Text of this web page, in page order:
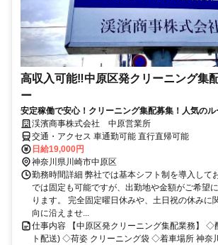
高収入可能‼中原区発クリーニング集
ー
安定稼働で安心！クリーニング集配募集！人気のル
渓濱商事株式会社 中原営業所
交通・アクセス 車通勤可能 直行直帰可能
日給19,000円
神奈川県川崎市中原区
勤務時間詳細 弊社では基本シフト制を導入して
では固定も可能ですが、出勤地や金額がご希望
ります。 完全固定曜日休みや、土日祝の休みに
向に沿えませ...
仕事内容 【中原区発クリーニング集配業務】 ◇
ト配送) ◇荷姿 クリーニング袋 ◇着車場所 神奈